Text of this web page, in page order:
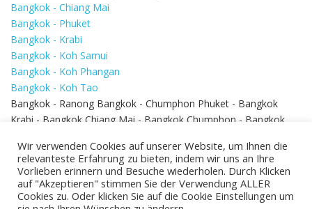
Bangkok - Chiang Mai
Bangkok - Phuket
Bangkok - Krabi
Bangkok - Koh Samui
Bangkok - Koh Phangan
Bangkok - Koh Tao
Bangkok - Ranong Bangkok - Chumphon Phuket - Bangkok
Krabi - Bangkok Chiang Mai - Bangkok Chumphon - Bangkok
Bangkok - Hua Hin
Wir verwenden Cookies auf unserer Website, um Ihnen die
relevanteste Erfahrung zu bieten, indem wir uns an Ihre
Vorlieben erinnern und Besuche wiederholen. Durch Klicken
auf "Akzeptieren" stimmen Sie der Verwendung ALLER
Cookies zu. Oder klicken Sie auf die Cookie Einstellungen um